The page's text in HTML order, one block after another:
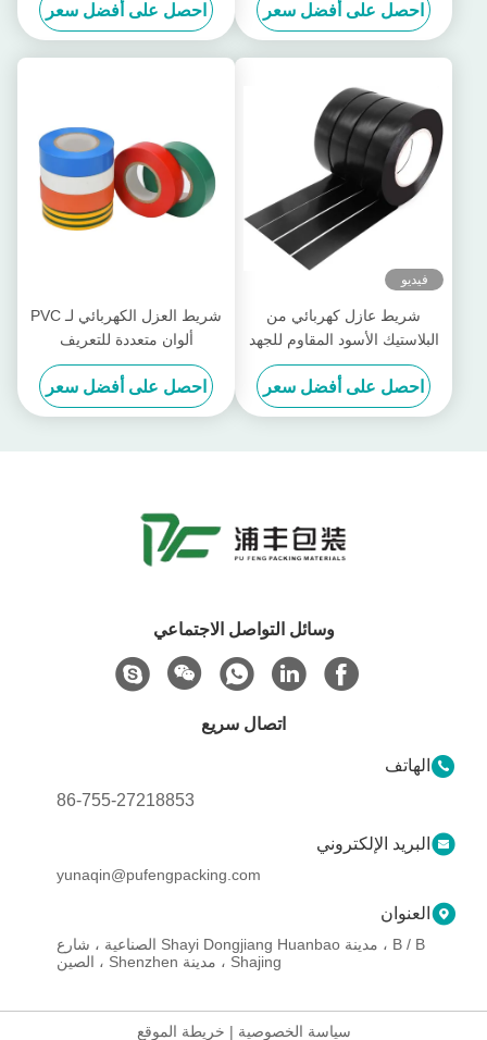
احصل على أفضل سعر احصل على أفضل سعر
فيديو
شريط عازل كهربائي من
البلاستيك الأسود المقاوم للجهد
العالي 600 فولت
احصل على أفضل سعر
شريط العزل الكهربائي لـ PVC
ألوان متعددة للتعريف
احصل على أفضل سعر
وسائل التواصل الاجتماعي
اتصال سريع
الهاتف
86-755-27218853
البريد الإلكتروني
yunaqin@pufengpacking.com
العنوان
B / B ، مدينة Shayi Dongjiang Huanbao الصناعية ، شارع
Shajing ، مدينة Shenzhen ، الصين
سياسة الخصوصية | خريطة الموقع